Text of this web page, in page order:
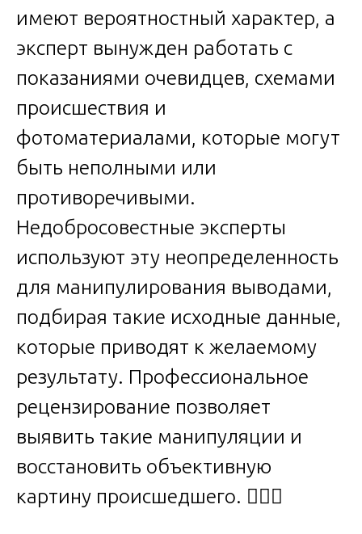
имеют вероятностный характер, а
эксперт вынужден работать с
показаниями очевидцев, схемами
происшествия и
фотоматериалами, которые могут
быть неполными или
противоречивыми.
Недобросовестные эксперты
используют эту неопределенность
для манипулирования выводами,
подбирая такие исходные данные,
которые приводят к желаемому
результату. Профессиональное
рецензирование позволяет
выявить такие манипуляции и
восстановить объективную
картину происшедшего. 🕵️‍♂️🔦